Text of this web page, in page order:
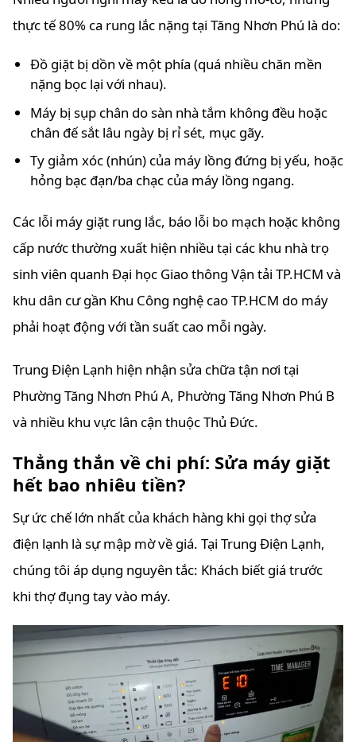
thực tế 80% ca rung lắc nặng tại Tăng Nhơn Phú là do:
Đồ giặt bị dồn về một phía (quá nhiều chăn mền
nặng bọc lại với nhau).
Máy bị sụp chân do sàn nhà tắm không đều hoặc
chân đế sắt lâu ngày bị rỉ sét, mục gãy.
Ty giảm xóc (nhún) của máy lồng đứng bị yếu, hoặc
hỏng bạc đạn/ba chạc của máy lồng ngang.
Các lỗi máy giặt rung lắc, báo lỗi bo mạch hoặc không
cấp nước thường xuất hiện nhiều tại các khu nhà trọ
sinh viên quanh Đại học Giao thông Vận tải TP.HCM và
khu dân cư gần Khu Công nghệ cao TP.HCM do máy
phải hoạt động với tần suất cao mỗi ngày.
Trung Điện Lạnh hiện nhận sửa chữa tận nơi tại
Phường Tăng Nhơn Phú A, Phường Tăng Nhơn Phú B
và nhiều khu vực lân cận thuộc Thủ Đức.
Thẳng thắn về chi phí: Sửa máy giặt
hết bao nhiêu tiền?
Sự ức chế lớn nhất của khách hàng khi gọi thợ sửa
điện lạnh là sự mập mờ về giá. Tại Trung Điện Lạnh,
chúng tôi áp dụng nguyên tắc: Khách biết giá trước
khi thợ đụng tay vào máy.